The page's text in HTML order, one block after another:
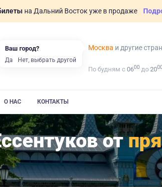
на Дальний Восток уже в продаже
Москва и другие
По будням с 0600 до 20
О НАС КОНТАКТЫ
от
Ваш город?
Да Нет, выбрать другой